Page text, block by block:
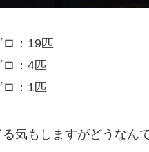
ロ：19匹
ロ：4匹
ロ：1匹
気もしますがどうなん